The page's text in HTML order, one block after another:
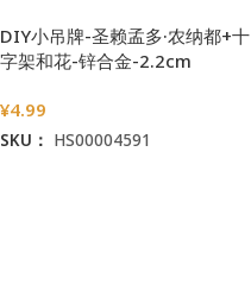
DIY小吊牌-圣赖孟多·农纳都+十
字架和花-锌合金-2.2cm
¥4.99
SKU： HS00004591